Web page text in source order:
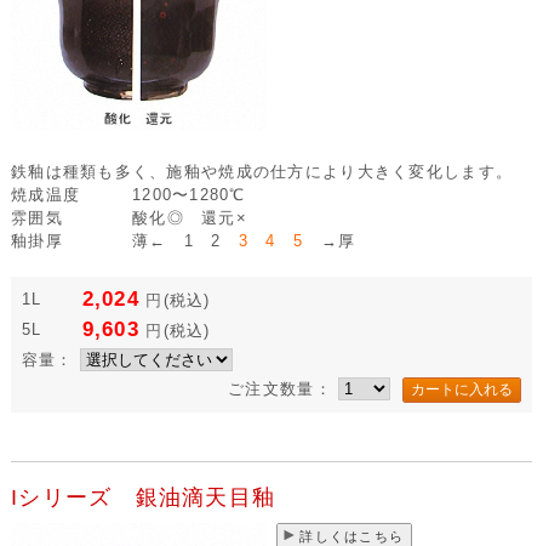
鉄釉は種類も多く、施釉や焼成の仕方により大きく変化します。
焼成温度
1200〜1280℃
雰囲気
酸化◎ 還元×
釉掛厚
薄← 1 2 3 4 5 →厚
1L 2,024 円 (税込)
5L
9,603 円 (税込)
容量：
ご注文数量：
Iシリーズ 銀油滴天目釉
詳しくはこちら